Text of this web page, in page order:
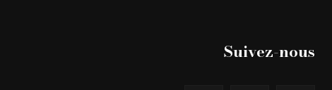
Suivez-nous